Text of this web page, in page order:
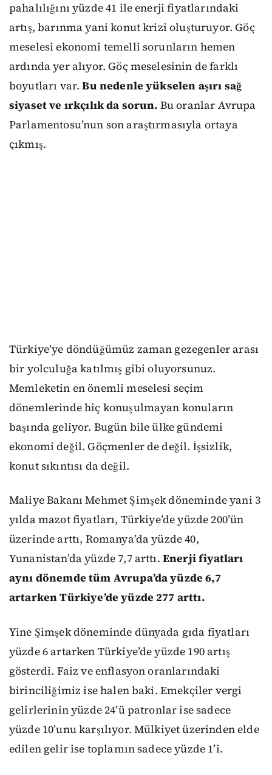
pahalılığını yüzde 41 ile enerji fiyatlarındaki
artış, barınma yani konut krizi oluşturuyor. Göç
meselesi ekonomi temelli sorunların hemen
ardında yer alıyor. Göç meselesinin de farklı
boyutları var.Bu nedenle yükselen aşırı sağ
siyaset ve ırkçılık da sorun. Bu oranlar Avrupa
Parlamentosu’nun son araştırmasıyla ortaya
çıkmış.
Türkiye’ye döndüğümüz zaman gezegenler arası
bir yolculuğa katılmış gibi oluyorsunuz.
Memleketin en önemli meselesi seçim
dönemlerinde hiç konuşulmayan konuların
başında geliyor. Bugün bile ülke gündemi
ekonomi değil. Göçmenler de değil. İşsizlik,
konut sıkıntısı da değil.
Maliye Bakanı Mehmet Şimşek döneminde yani 3
yılda mazot fiyatları, Türkiye’de yüzde 200’ün
üzerinde arttı, Romanya’da yüzde 40,
Yunanistan’da yüzde 7,7 arttı. Enerji fiyatları
aynı dönemde tüm Avrupa’da yüzde 6,7
artarken Türkiye’de yüzde 277 arttı.
Yine Şimşek döneminde dünyada gıda fiyatları
yüzde 6 artarken Türkiye’de yüzde 190 artış
gösterdi. Faiz ve enflasyon oranlarındaki
birinciliğimiz ise halen baki. Emekçiler vergi
gelirlerinin yüzde 24’ü patronlar ise sadece
yüzde 10’unu karşılıyor. Mülkiyet üzerinden elde
edilen gelir ise toplamın sadece yüzde 1’i.